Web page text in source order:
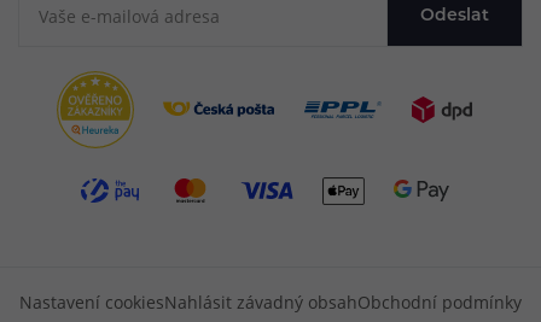
Odeslat
Nastavení cookiesNahlásit závadný obsahObchodní podmínky